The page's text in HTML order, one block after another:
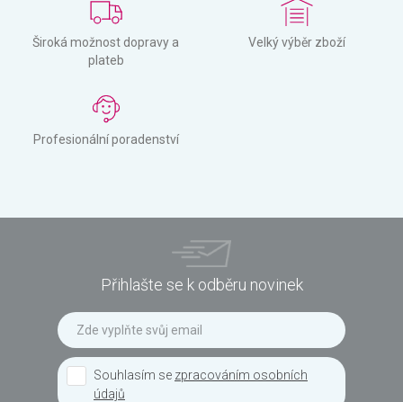
Široká možnost dopravy a
plateb
Velký výběr zboží
Profesionální poradenství
Přihlašte se k odběru novinek
Souhlasím se zpracováním osobních
údajů